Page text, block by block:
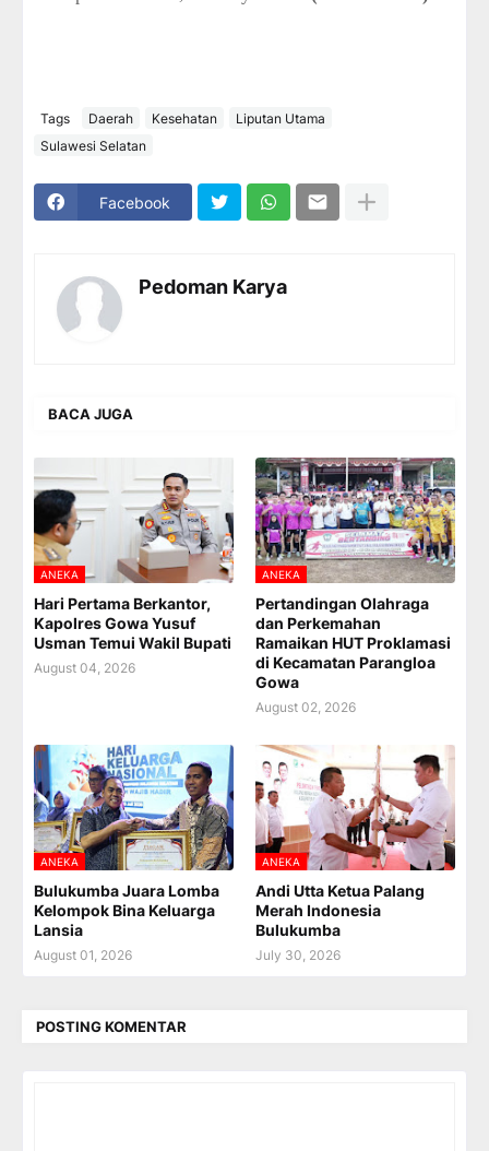
Tags Daerah Kesehatan
Liputan Utama
Sulawesi Selatan
Facebook
Pedoman Karya
BACA JUGA
ANEKA
Hari Pertama Berkantor,
Kapolres Gowa Yusuf
Usman Temui Wakil Bupati
August 04, 2026
ANEKA
Pertandingan Olahraga
dan Perkemahan
Ramaikan HUT Proklamasi
di Kecamatan Parangloa
Gowa
August 02, 2026
ANEKA
Bulukumba Juara Lomba
Kelompok Bina Keluarga
Lansia
August 01, 2026
ANEKA
Andi Utta Ketua Palang
Merah Indonesia
Bulukumba
July 30, 2026
POSTING KOMENTAR